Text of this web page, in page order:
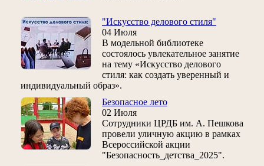
"Искусство делового стиля"
04 Июля
В модельной библиотеке
состоялось увлекательное занятие
на тему «Искусство делового
стиля: как создать уверенный и
индивидуальный образ».
Безопасное лето
02 Июля
Сотрудники ЦРДБ им. А. Пешкова
провели уличную акцию в рамках
Всероссийской акции
"Безопасность_детства_2025".